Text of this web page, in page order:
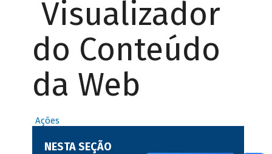
Visualizador
do Conteúdo
da Web
Ações
NESTA SEÇÃO